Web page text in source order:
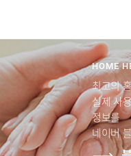
HOME
최고의
실제 사
정보를
네이버